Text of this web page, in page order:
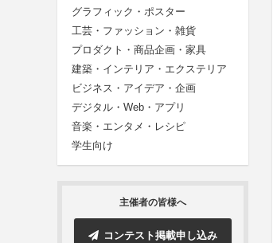
グラフィック・ポスター
工芸・ファッション・雑貨
プロダクト・商品企画・家具
建築・インテリア・エクステリア
ビジネス・アイデア・企画
デジタル・Web・アプリ
音楽・エンタメ・レシピ
学生向け
主催者の皆様へ
コンテスト掲載申し込み